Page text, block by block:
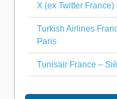
X (ex Twitter
Turkish Airlines
Paris
Tunisair France –